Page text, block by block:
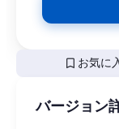
bookmark お気に
バージョン